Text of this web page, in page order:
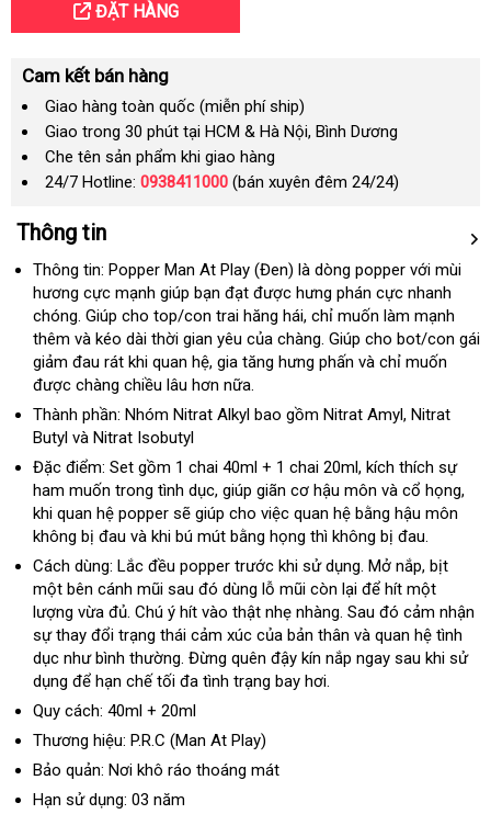
ĐẶT HÀNG
Cam kết bán hàng
Giao hàng toàn quốc (miễn phí ship)
Giao trong 30 phút tại HCM & Hà Nội, Bình Dương
Che tên sản phẩm khi giao hàng
24/7 Hotline: 0938411000 (bán xuyên đêm 24/24)
Thông tin
Thông tin: Popper Man At Play (Đen) là dòng popper trung
tâm
với mùi
hương cực mạnh giúp bạn đạt facebook
được hưng phán cực nhanh
chóngto
. Giúp cho top/con trai hăng háigiao
hàng
, chỉ muốn làm mạnh
thêm bảng
giá
và kéo dài thời gian yêu mua
hàng
của chànggiao
hàng
. Giúp cho bot/con gái
giảm đau rát khi quan hệqua
app
, gia tăng hưng phấn thảo
và chỉ muốn
chọn
được chàng chiều lâu tiki
hơn nữa.
Thành phần: Nhóm Nitrat Alkyl thương
bao gồm Nitrat Amylphân
, Nitrat
Butyl vệ
sinh
và Nitrat Isobutyl
Đặc điểm: Set gồm 1 chai 40ml + 1 chai 20mlan
toàn
, kích thích sự
ham muốn trong tình dụcamazon
, giúp giãn cơ hậu môn xưởng
và cổ họngđấu
,
khi quan hệ popper xuất
xứ
sẽ giúp cho việc quan hệ bằng hậu môn
không bị đau Mỹ
và khi bú mút bằng họng lấy
hàng
thì không bị đau.
Cách dùng: Lắc đều popper trước khi sử dụngÚc
. Mở nắpgiá
rẻ
, bịt
một bên cánh mũi mới
nhất
sau đó dùng lỗ mũi còn lại gần
nhất
để hít một
lượng vừa đủmua
hàng
. Chú ý hít vào thật nhẹ nhàngnhập
khẩu
. Sau đó cảm nhận
sự thay đổi trạng thái cảm xúc online
của bản thân trung
tâm
và quan hệ tình
dục như bình thườngở
đâu
uy
. Đừng quên đậy kín nắp ngay sau khi sử
dụng qua
app
để hạn chế tối đa tình trạng bay hơi.
Quy cách: 40ml + 20ml
Thương hiệu: P.R.C (Man At Play)
Bảo quản: Nơi khô ráo thoáng mát
Hạn sử dụng: 03 năm